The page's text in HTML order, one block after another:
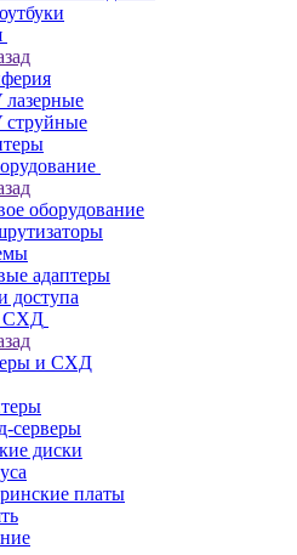
оборудование
адаптеры
доступа
СХД
и СХД
серверы
диски
платы